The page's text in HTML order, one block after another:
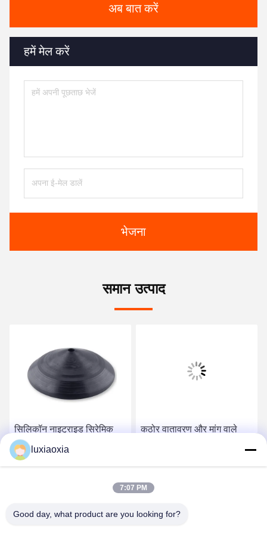
अब बात करें
हमें मेल करें
भेजना
समान उत्पाद
सिलिकॉन नाइट्राइड सिरेमिक
छाता डिस्क - उच्च तापमान
कार्यात्मक घटक के साथ केंद्रित
सबसे अच्छी कीमत पाएं
कठोर वातावरण और मांग वाले
luxiaoxia
7:07 PM
Good day, what product are you looking for?